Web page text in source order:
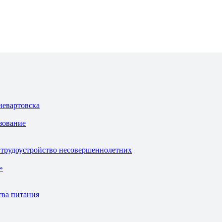
несовершеннолетних
питания